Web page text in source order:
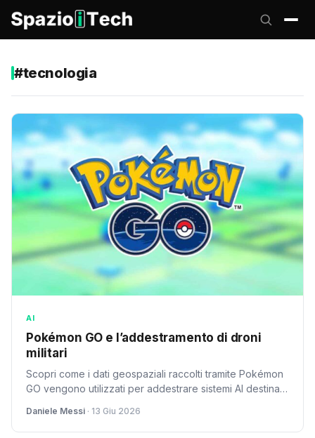
#tecnologia
AI
Pokémon GO e l’addestramento di droni
militari
Scopri come i dati geospaziali raccolti tramite Pokémon
GO vengono utilizzati per addestrare sistemi AI destinati
Daniele Messi · 13 Giu 2026